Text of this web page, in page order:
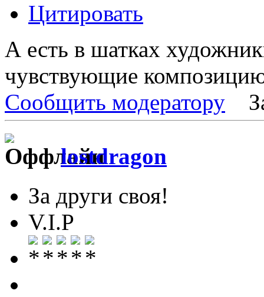
Цитировать
А есть в шатках
чувствующие
Сообщить модератору
lostdragon
За други своя!
V.I.P